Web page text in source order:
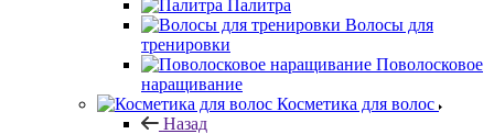
Палитра
Волосы для
тренировки
Поволосковое
наращивание
Косметика для волос
Назад